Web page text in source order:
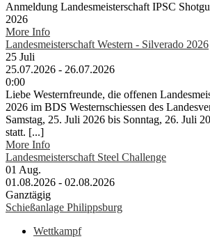
Anmeldung Landesmeisterschaft IPSC
2026
More Info
Landesmeisterschaft Western - Silverado 2026
25 Juli
25.07.2026 - 26.07.2026
0:00
Liebe Westernfreunde, die offenen
2026 im BDS Westernschiessen des
Samstag, 25. Juli 2026 bis Sonntag, 26. Juli
statt. [...]
More Info
Landesmeisterschaft Steel Challenge
01 Aug.
01.08.2026 - 02.08.2026
Ganztägig
Schießanlage Philippsburg
Wettkampf